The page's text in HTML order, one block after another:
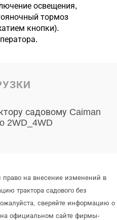
освещения,
тормоз
кнопки).
садовому Caiman
2WD_4WD
право на внесение изменений в
трактора садового без
сверяйте информацию о
официальном сайте фирмы-